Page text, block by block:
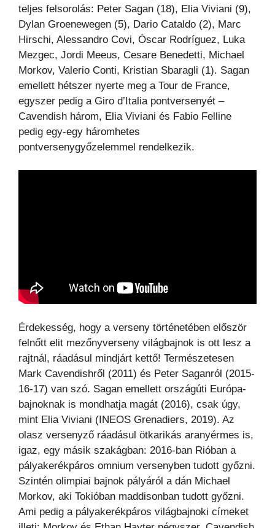
teljes felsorolás: Peter Sagan (18), Elia Viviani (9),
Dylan Groenewegen (5), Dario Cataldo (2), Marc
Hirschi, Alessandro Covi, Óscar Rodríguez, Luka
Mezgec, Jordi Meeus, Cesare Benedetti, Michael
Morkov, Valerio Conti, Kristian Sbaragli (1). Sagan
emellett hétszer nyerte meg a Tour de France,
egyszer pedig a Giro d’Italia pontversenyét –
Cavendish három, Elia Viviani és Fabio Felline
pedig egy-egy háromhetes
pontversenygyőzelemmel rendelkezik.
Érdekesség, hogy a verseny történetében először
felnőtt elit mezőnyverseny világbajnok is ott lesz a
rajtnál, ráadásul mindjárt kettő! Természetesen
Mark Cavendishről (2011) és Peter Saganról (2015-
16-17) van szó. Sagan emellett országúti Európa-
bajnoknak is mondhatja magát (2016), csak úgy,
mint Elia Viviani (INEOS Grenadiers, 2019). Az
olasz versenyző ráadásul ötkarikás aranyérmes is,
igaz, egy másik szakágban: 2016-ban Rióban a
pályakerékpáros omnium versenyben tudott győzni.
Szintén olimpiai bajnok pályáról a dán Michael
Morkov, aki Tokióban maddisonban tudott győzni.
Ami pedig a pályakerékpáros világbajnoki címeket